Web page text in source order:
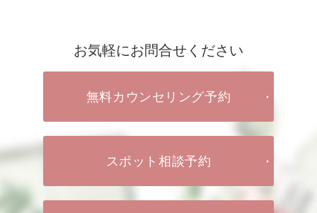
お気軽にお問合せください
無料カウンセリング予約
スポット相談予約